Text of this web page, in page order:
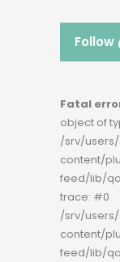
Fatal
object of
/srv/
content/
feed/lib/
trace: #0
/srv/
content/
feed/lib/